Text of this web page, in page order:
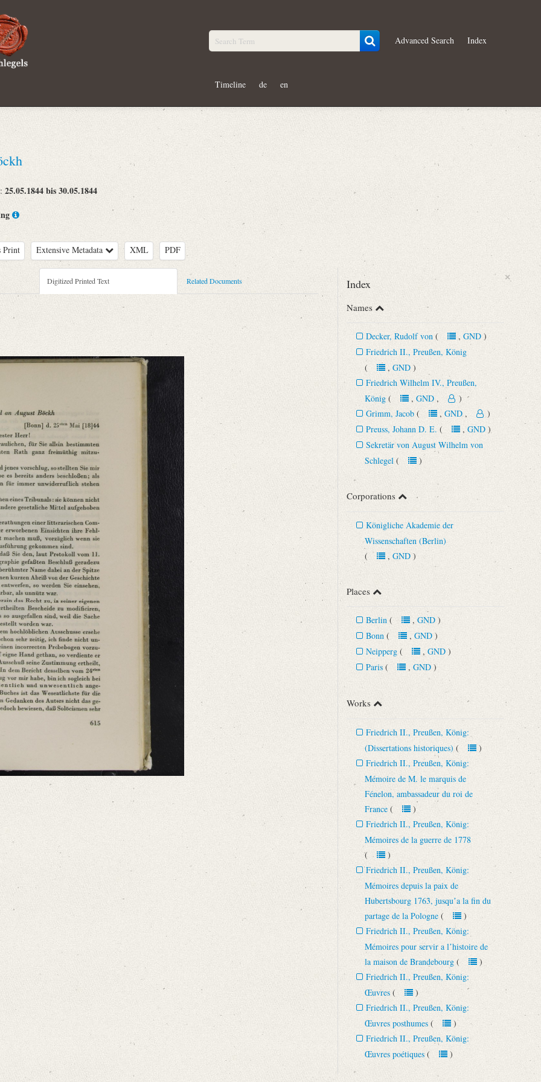
Advanced Search Index
Timeline de en
25.05.1844 bis 30.05.1844
Print Extensive Metadata XML PDF
und erläutert durch Josef Körner. Bd. 1. Zürich u.a. 1930, S. 615‒618.
Briefe Ihnen meinen wohlgemeynten [...]“
der Wissenschaften
Digitized Printed Text Related Documents ×
Index
Names
Decker, Rudolf von (, GND)
Friedrich II., Preußen, König
(, GND)
Friedrich Wilhelm IV., Preußen,
König (, GND, )
Grimm, Jacob (, GND, )
Preuss, Johann D. E. (, GND)
Sekretär von August Wilhelm von
Schlegel ()
Corporations
Königliche Akademie der
Wissenschaften (Berlin)
(, GND)
Places
Berlin (, GND)
Bonn (, GND)
Neipperg (, GND)
Paris (, GND)
Works
Friedrich II., Preußen, König:
(Dissertations historiques) ()
Friedrich II., Preußen, König:
Mémoire de M. le marquis de
Fénelon, ambassadeur du roi de
France ()
Friedrich II., Preußen, König:
Mémoires de la guerre de 1778
()
Friedrich II., Preußen, König:
Mémoires depuis la paix de
Hubertsbourg 1763, jusquʼa la fin du
partage de la Pologne ()
Friedrich II., Preußen, König:
Mémoires pour servir a lʼhistoire de
la maison de Brandebourg ()
Friedrich II., Preußen, König:
Œuvres ()
Friedrich II., Preußen, König:
Œuvres posthumes ()
Friedrich II., Preußen, König:
Œuvres poétiques ()